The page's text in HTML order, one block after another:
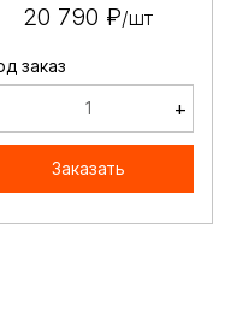
20 790 ₽/шт
заказ
+
Заказать